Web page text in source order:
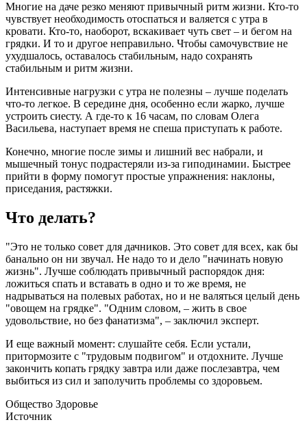
Многие на даче резко меняют привычный ритм жизни. Кто-то
чувствует необходимость отоспаться и валяется с утра в
кровати. Кто-то, наоборот, вскакивает чуть свет – и бегом на
грядки. И то и другое неправильно. Чтобы самочувствие не
ухудшалось, оставалось стабильным, надо сохранять
стабильным и ритм жизни.
Интенсивные нагрузки с утра не полезны – лучше поделать
что-то легкое. В середине дня, особенно если жарко, лучше
устроить сиесту. А где-то к 16 часам, по словам Олега
Васильева, наступает время не спеша приступать к работе.
Конечно, многие после зимы и лишний вес набрали, и
мышечный тонус подрастеряли из-за гиподинамии. Быстрее
прийти в форму помогут простые упражнения: наклоны,
приседания, растяжки.
Что делать?
"Это не только совет для дачников. Это совет для всех, как бы
банально он ни звучал. Не надо то и дело "начинать новую
жизнь". Лучше соблюдать привычный распорядок дня:
ложиться спать и вставать в одно и то же время, не
надрываться на полевых работах, но и не валяться целый день
"овощем на грядке". "Одним словом, – жить в свое
удовольствие, но без фанатизма", – заключил эксперт.
И еще важный момент: слушайте себя. Если устали,
притормозите с "трудовым подвигом" и отдохните. Лучше
закончить копать грядку завтра или даже послезавтра, чем
выбиться из сил и заполучить проблемы со здоровьем.
Общество Здоровье
Источник